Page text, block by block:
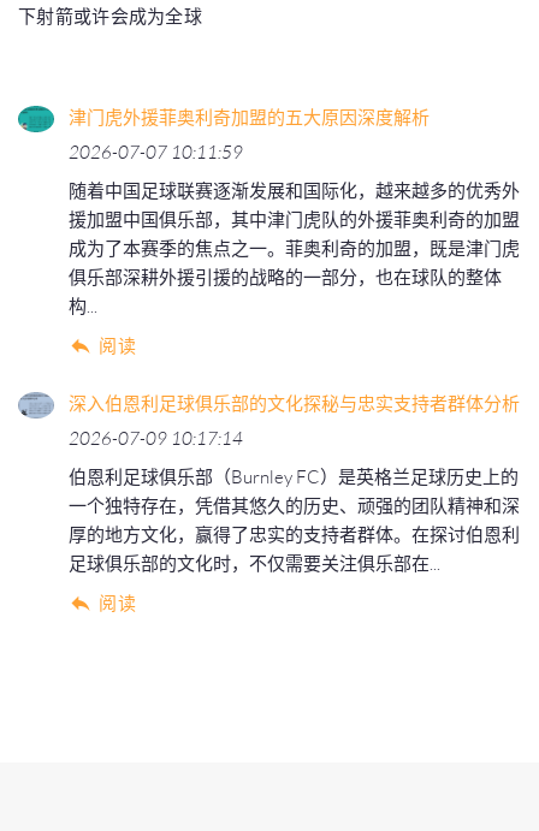
下射箭或许会成为全球
津门虎外援菲奥利奇加盟的五大原因深度解析
2026-07-07 10:11:59
随着中国足球联赛逐渐发展和国际化，越来越多的优秀外
援加盟中国俱乐部，其中津门虎队的外援菲奥利奇的加盟
成为了本赛季的焦点之一。菲奥利奇的加盟，既是津门虎
俱乐部深耕外援引援的战略的一部分，也在球队的整体
构...
阅读
深入伯恩利足球俱乐部的文化探秘与忠实支持者群体分析
2026-07-09 10:17:14
伯恩利足球俱乐部（Burnley FC）是英格兰足球历史上的
一个独特存在，凭借其悠久的历史、顽强的团队精神和深
厚的地方文化，赢得了忠实的支持者群体。在探讨伯恩利
足球俱乐部的文化时，不仅需要关注俱乐部在...
阅读